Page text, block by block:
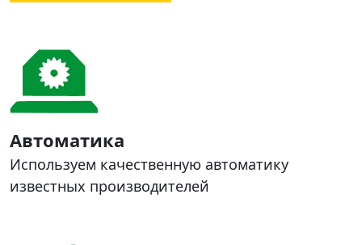
Автоматика
Используем качественную автоматику
известных производителей